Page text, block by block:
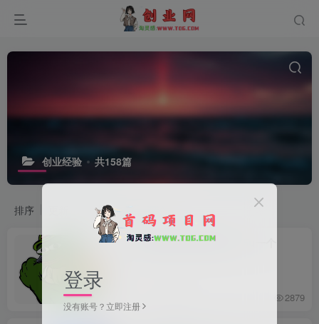
创业经验 共158篇
排序 浏览 点赞
[OPN]零撸主流碧目前0.15u一个
2879
登录
没有账号？立即注册